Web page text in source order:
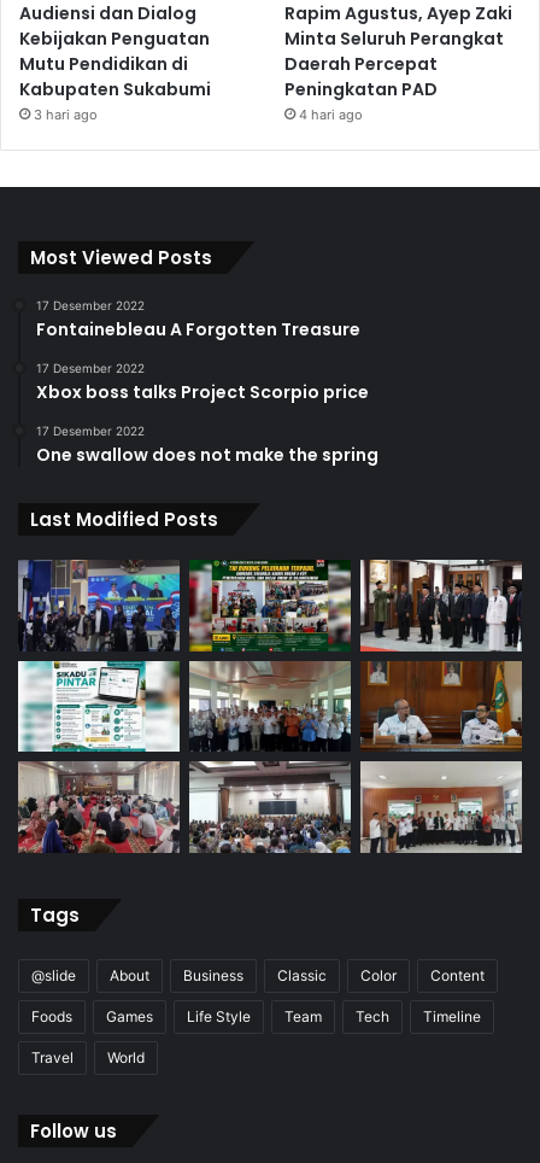
Audiensi dan Dialog
Kebijakan Penguatan
Mutu Pendidikan di
Kabupaten Sukabumi
3 hari ago
Rapim Agustus, Ayep Zaki
Minta Seluruh Perangkat
Daerah Percepat
Peningkatan PAD
4 hari ago
Most Viewed Posts
17 Desember 2022
Fontainebleau A Forgotten Treasure
17 Desember 2022
Xbox boss talks Project Scorpio price
17 Desember 2022
One swallow does not make the spring
Last Modified Posts
Tags
@slide About Business Classic Color Content
Foods Games Life Style Team Tech Timeline
Travel World
Follow us